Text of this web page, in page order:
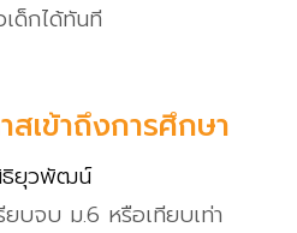
ด็กได้ทันที
สเข้าถึงการศึกษา
ธิยุวพัฒน์
ยบจบ ม.6 หรือเทียบเท่า